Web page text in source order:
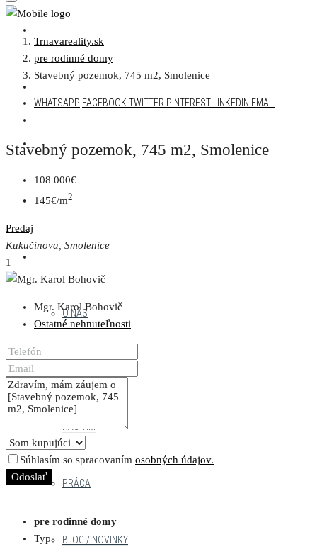
DEVELOPERSKÉ PROJEKTY
NAŠE PROJEKTY
O NÁS
NÁŠ TÍM
PRÁCA
BLOG / NOVINKY
Trnavareality.sk
pre rodinné domy
Stavebný pozemok, 745 m2, Smolenice
WHATSAPP FACEBOOK TWITTER PINTEREST LINKEDIN EMAIL
Stavebný pozemok, 745 m2, Smolenice
108 000€
145€/m2
Predaj
Kukučínova, Smolenice
1
Mgr. Karol Bohovič
Ostatné nehnuteľnosti
Súhlasím so spracovaním osobných údajov.
Odoslať
pre rodinné domy
Typ